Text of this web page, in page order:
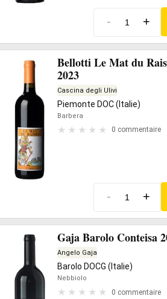
- +
Bellotti Le Mat du
2023
Cascina degli Ulivi
Piemonte DOC (Italie)
Barbera
0 commentaire
- +
Gaja Barolo Conteisa
Angelo Gaja
Barolo DOCG (Italie)
Nebbiolo
0 commentaire